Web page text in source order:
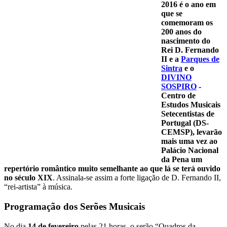
2016 é o ano em
que se
comemoram os
200 anos do
nascimento do
Rei D. Fernando
II e a Parques de
Sintra e o
DIVINO
SOSPIRO -
Centro de
Estudos Musicais
Setecentistas de
Portugal (DS-
CEMSP), levarão
mais uma vez ao
Palácio Nacional
da Pena um
repertório romântico muito semelhante ao que lá se terá ouvido
no século XIX. Assinala-se assim a forte ligação de D. Fernando II,
“rei-artista” à música.
Programação dos Serões Musicais